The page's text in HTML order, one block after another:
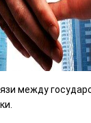
между